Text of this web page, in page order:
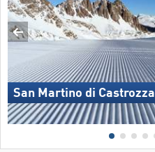
San Martino di Castrozza